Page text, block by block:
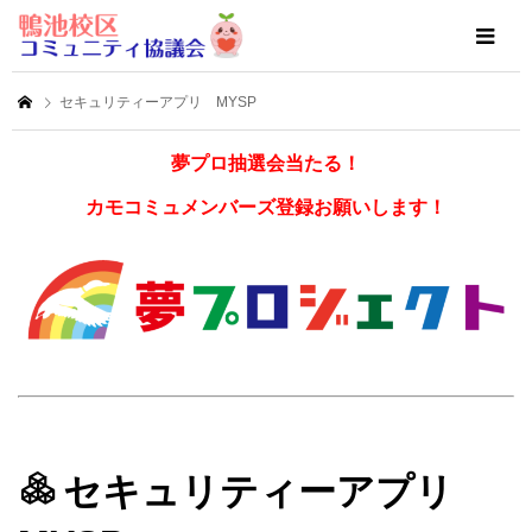
セキュリティーアプリ MYSP
夢プロ抽選会当たる！
カモコミュメンバーズ登録お願いします！
セキュリティーアプリ